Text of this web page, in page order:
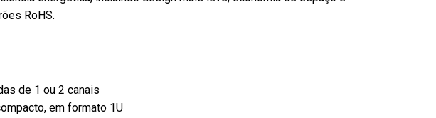
RoHS.
de 1 ou 2 canais
em formato 1U